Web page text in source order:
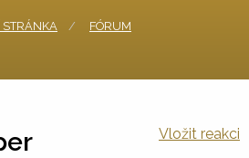
STRÁNKA FÓRUM
Vložit reakci